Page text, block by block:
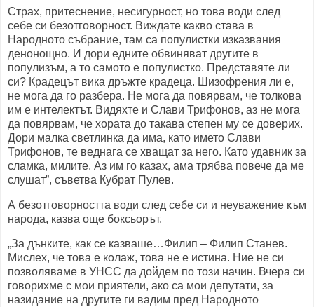
Страх, притеснение, несигурност, но това води след
себе си безотговорност. Виждате какво става в
Народното събрание, там са популистки изказвания
денонощно. И дори едните обвиняват другите в
популизъм, а то самото е популистко. Представяте ли
си? Крадецът вика дръжте крадеца. Шизофрения ли е,
не мога да го разбера. Не мога да повярвам, че толкова
им е интелектът. Видяхте и Слави Трифонов, аз не мога
да повярвам, че хората до такава степен му се доверих.
Дори малка светлинка да има, като името Слави
Трифонов, те веднага се хващат за него. Като удавник за
сламка, милите. Аз им го казах, ама трябва повече да ме
слушат”, съветва Кубрат Пулев.
А безотговорността води след себе си и неуважение към
народа, казва още боксьорът.
„За дънките, как се казваше…Филип – Филип Станев.
Мислех, че това е колаж, това не е истина. Ние не си
позволяваме в УНСС да дойдем по този начин. Вчера си
говорихме с мои приятели, ако са мои депутати, за
назидание на другите ги вадим пред Народното